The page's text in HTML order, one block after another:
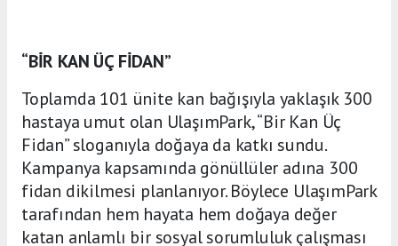
“BİR KAN ÜÇ FİDAN”
Toplamda 101 ünite kan bağışıyla yaklaşık 300
hastaya umut olan UlaşımPark, “Bir Kan Üç
Fidan” sloganıyla doğaya da katkı sundu.
Kampanya kapsamında gönüllüler adına 300
fidan dikilmesi planlanıyor. Böylece UlaşımPark
tarafından hem hayata hem doğaya değer
katan anlamlı bir sosyal sorumluluk çalışması